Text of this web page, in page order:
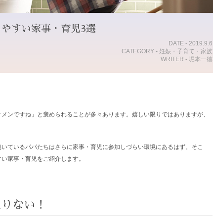
すい家事・育児3選
DATE - 2019.9.6
CATEGORY - 妊娠・子育て・家族
WRITER - 堀本一徳
ンですね」と褒められることが多々あります。嬉しい限りではありますが、
ているパパたちはさらに家事・育児に参加しづらい環境にあるはず。そこ
家事・育児をご紹介します。
ない！